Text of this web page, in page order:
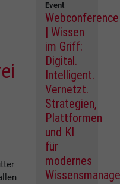
Event
Webconference
| Wissen
im Griff:
Digital.
Intelligent.
Vernetzt.
Strategien,
Plattformen
und KI
für
modernes